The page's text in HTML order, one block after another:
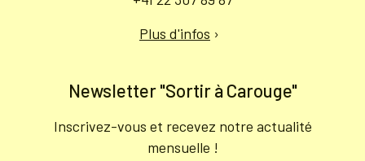
Plus d'infos ›
Newsletter "Sortir à Carouge"
Inscrivez-vous et recevez notre actualité
mensuelle !